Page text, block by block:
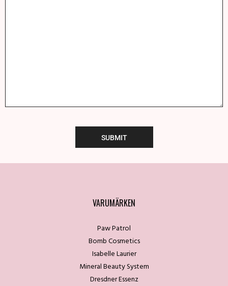
VARUMÄRKEN
Paw Patrol
Bomb Cosmetics
Isabelle Laurier
Mineral Beauty System
Dresdner Essenz